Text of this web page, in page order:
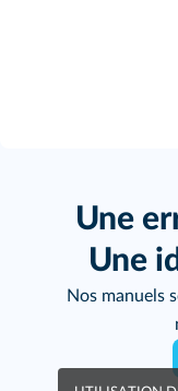
Une
Une
Nos manuels